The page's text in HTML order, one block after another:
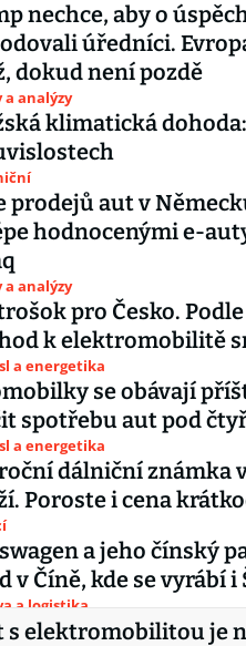
nechce, aby o
úředníci.
dokud není pozdě
a analýzy
klimatická
prodejů aut v
hodnocenými e-
a analýzy
pro Česko.
k elektromobilitě
a energetika
se obávají
spotřebu aut pod
a energetika
dálniční známka
Poroste i cena
a jeho čínský
v Číně, kde se vyrábí i
a logistika
s elektromobilitou je